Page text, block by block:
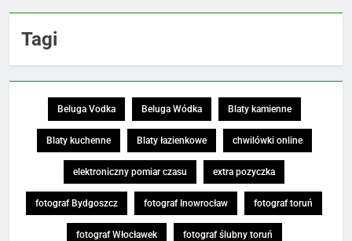
Tagi
Beluga Vodka Beluga Wódka Blaty kamienne
Blaty kuchenne Blaty łazienkowe chwilówki online
elektroniczny pomiar czasu extra pozyczka
fotograf Bydgoszcz fotograf Inowrocław fotograf toruń
fotograf Włocławek fotograf ślubny toruń